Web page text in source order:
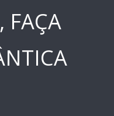
FAÇA